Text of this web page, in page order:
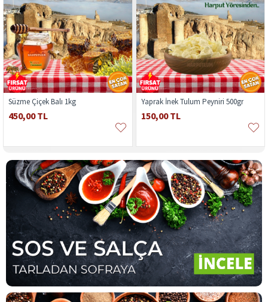
Süzme Çiçek Balı 1kg
450,00 TL
Yaprak İnek Tulum Peyniri 500gr
150,00 TL